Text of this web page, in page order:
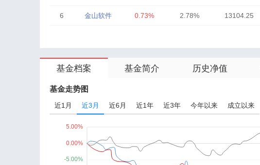
6 金山软件 0.73% 2.78% 13104.25
美团-W 0.00%
10 小米集团-W
基金档案 基金简介 历史净值